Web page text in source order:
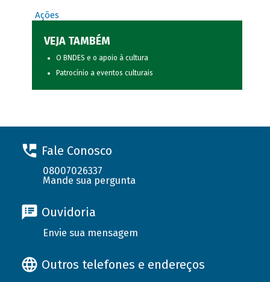
Ações
VEJA TAMBÉM
O BNDES e o apoio à cultura
Patrocínio a eventos culturais
Fale Conosco
08007026337
Mande sua pergunta
Ouvidoria
Envie sua mensagem
Outros telefones e endereços